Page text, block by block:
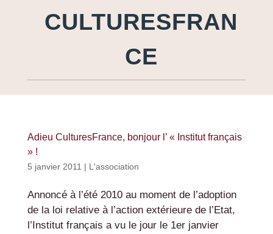
CULTURESFRAN
CE
Adieu CulturesFrance, bonjour l’ « Institut français
» !
5 janvier 2011 | L'association
Annoncé à l’été 2010 au moment de l’adoption
de la loi relative à l’action extérieure de l’Etat,
l’Institut français a vu le jour le 1er janvier